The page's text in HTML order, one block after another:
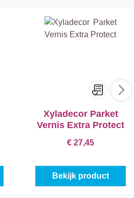
Xyladecor Parket
Vernis Extra Protect
€ 27,45
Bekijk product